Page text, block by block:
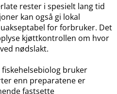
rester i spesielt lang tid
kan også gi lokal
for forbruker. Det
kjøttkontrollen om hvor
nødslakt.
bruker
enn preparatene er
fastsette